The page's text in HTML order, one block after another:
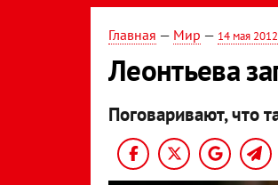
Главная — Мир — 14 мая 2012
Леонтьева
Поговаривают, что